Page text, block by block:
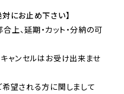
にお止め下さい】
、延期・カット・分納の可
ャンセルはお受け出来ませ
希望される方に関しまして